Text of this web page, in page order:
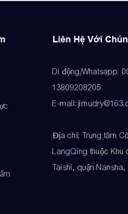
Liên Hệ Với
Di động/Whatsapp:
13809208205
E-
Địa chỉ: Trung tâm
LangQing thuộc Khu
Taishi, quận Nansha,